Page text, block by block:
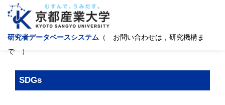
研究者データベースシステム （ お問い合わせは，研究機構ま
で ）
SDGs